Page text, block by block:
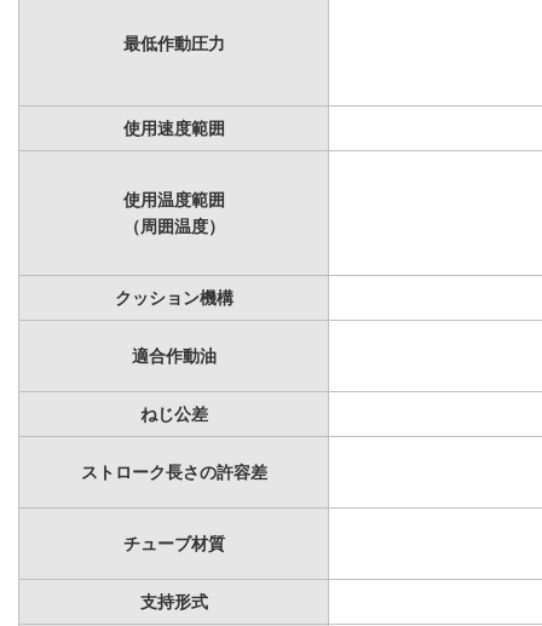
最低作動圧力
使用速度範囲
使用温度範囲
（周囲温度）
クッション機構
適合作動油
ねじ公差
ストローク長さの許容差
チューブ材質
支持形式